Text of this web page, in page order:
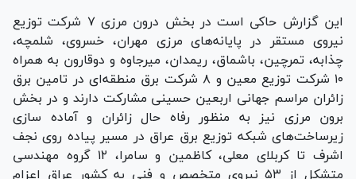
این گزارش حاکی است در بخش درون مرزی ۷ شرکت توزیع
نیروی مستقر در پایانه‌های مرزی مهران، خسروی، شلمچه،
چذابه، تمرچین، باشماق، ریمدان، میرجاوه و دوقارون به همراه
۱۰ شرکت توزیع معین و ۸ شرکت برق منطقه‌ای در تامین برق
زائران مراسم جهانی اربعین حسینی مشارکت دارند و در بخش
برون مرزی نیز به منظور رفاه حال زائران و آماده سازی
زیرساخت‌های شبکه توزیع برق عراق در مسیر پیاده روی نجف
اشرف تا کربلای معلی، کاظمین و سامرا، ۱۲ گروه مهندسی
متشکل از ۵۳ نیروی متخصص و فنی به کشور عراق اعزام